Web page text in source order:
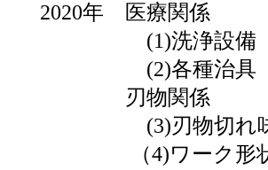
2020年 医療関係
(1)洗浄設備
(2)各種治具
刃物関係
(3)刃物切れ味
（4)ワーク形状